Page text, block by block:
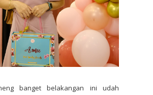
banget belakangan ini udah